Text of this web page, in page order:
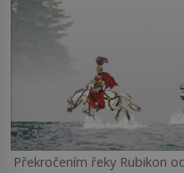
Překročením řeky Rubikon